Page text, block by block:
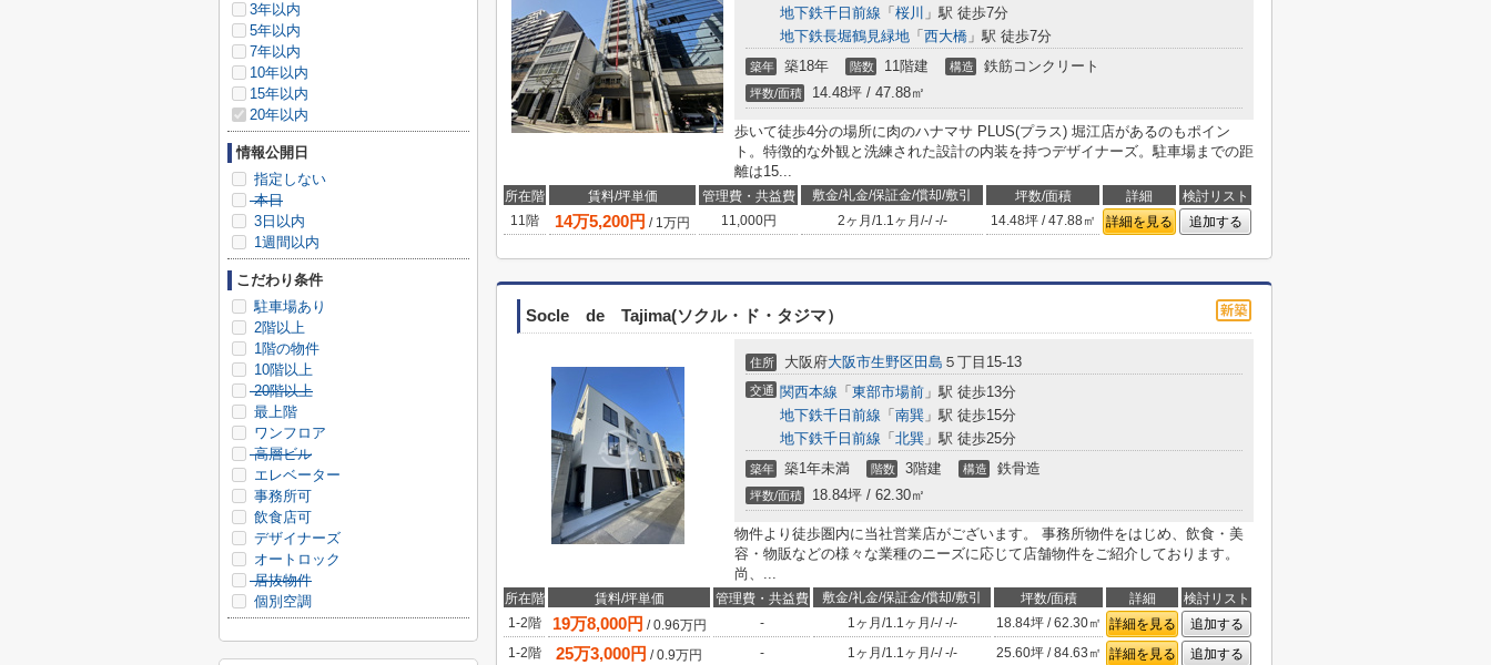
地下鉄千日前線 「 桜川 」駅 徒歩7分
地下鉄長堀鶴見緑地 「 西大橋 」駅 徒歩7分
築年 築18年 階数 11階建 構造 鉄筋コンクリート
坪数/面積 14.48坪 / 47.88㎡
歩いて徒歩4分の場所に肉のハナマサ PLUS(プラス) 堀江店があるのもポイン
ト。特徴的な外観と洗練された設計の内装を持つデザイナーズ。駐車場までの距
離は15...
所在階 賃料/坪単価 管理費・共益費 敷金/礼金/保証金/償却/敷引 坪数/面積 詳細
検討リスト
11階
14万5,200円 / 1万円 11,000円 2ヶ月 /1.1ヶ月 /-/-/- 14.48坪 / 47.88㎡ 詳細を見る 追加する
Socle de Tajima(ソクル・ド・タジマ）
住所 大阪府大阪市生野区田島 ５丁目15-13
交通 関西本線 「 東部市場前 」駅 徒歩13分
地下鉄千日前線 「 南巽 」駅 徒歩15分
地下鉄千日前線 「 北巽 」駅 徒歩25分
築年 築1年未満 階数 3階建 構造 鉄骨造
坪数/面積 18.84坪 / 62.30㎡
物件より徒歩圏内に当社営業店がございます。 事務所物件をはじめ、飲食・美
容・物販などの様々な業種のニーズに応じて店舗物件をご紹介しております。
尚、...
所在階 賃料/坪単価 管理費・共益費 敷金/礼金/保証金/償却/敷引 坪数/面積 詳細
検討リスト
1-2階
19万8,000円 /0.96万円 - 1ヶ月 /1.1ヶ月 /-/-/- 18.84坪 / 62.30㎡ 詳細を見る
追加する
1-2階
25万3,000円 /0.9万円 - 1ヶ月 /1.1ヶ月 /-/-/- 25.60坪 / 84.63㎡ 詳細を見る
追加する
3年以内
5年以内
7年以内
10年以内
15年以内
20年以内
情報公開日
指定しない
本日
3日以内
1週間以内
こだわり条件
駐車場あり
2階以上
1階の物件
10階以上
20階以上
最上階
ワンフロア
高層ビル
エレベーター
事務所可
飲食店可
デザイナーズ
オートロック
居抜物件
個別空調